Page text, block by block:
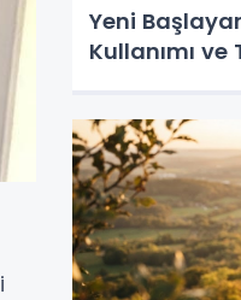
Yeni
Kullanımı